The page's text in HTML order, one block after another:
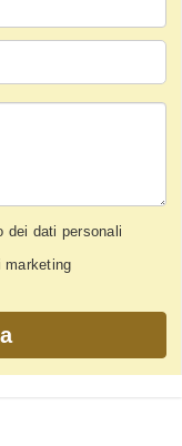
dei dati personali
marketing